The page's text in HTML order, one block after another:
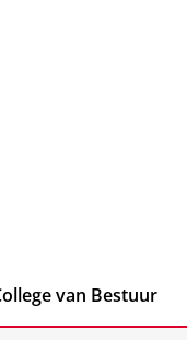
van Bestuur